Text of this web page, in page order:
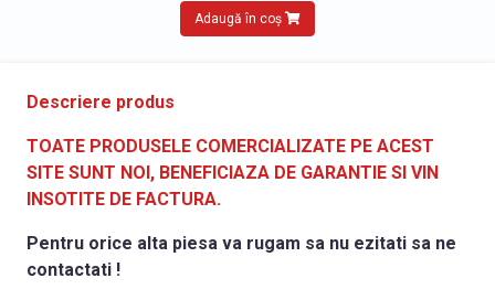
Adaugă în coș
Descriere produs
TOATE PRODUSELE COMERCIALIZATE PE ACEST
SITE SUNT NOI, BENEFICIAZA DE GARANTIE SI VIN
INSOTITE DE FACTURA.
Pentru orice alta piesa va rugam sa nu ezitati sa ne
contactati !